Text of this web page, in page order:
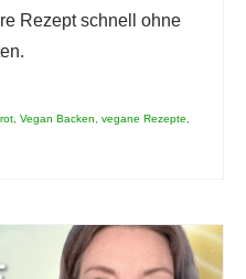
Rezept schnell ohne
Vegan Backen vegane Rezepte